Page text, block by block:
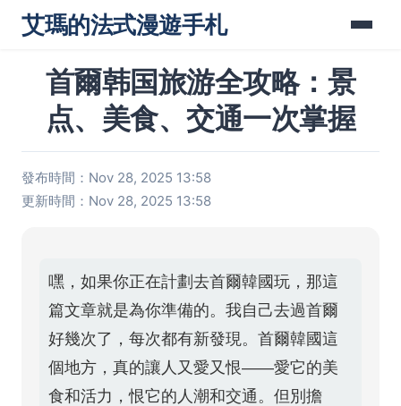
艾瑪的法式漫遊手札
首爾韩国旅游全攻略：景
点、美食、交通一次掌握
發布時間：Nov 28, 2025 13:58
更新時間：Nov 28, 2025 13:58
嘿，如果你正在計劃去首爾韓國玩，那這
篇文章就是為你準備的。我自己去過首爾
好幾次了，每次都有新發現。首爾韓國這
個地方，真的讓人又愛又恨——愛它的美
食和活力，恨它的人潮和交通。但別擔